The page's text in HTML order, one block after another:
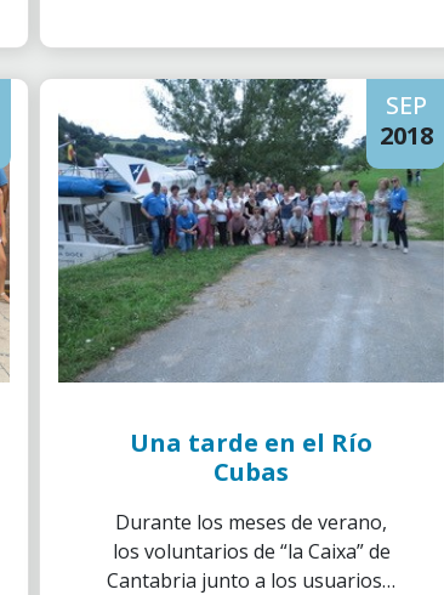
destinados a dicha fundación,
dedicada a la atención integral
de niños y jóvenes con parálisis
cerebral.
SEP
2018
Una tarde en el Río
Cubas
Durante los meses de verano,
los voluntarios de “la Caixa” de
Cantabria junto a los usuarios y